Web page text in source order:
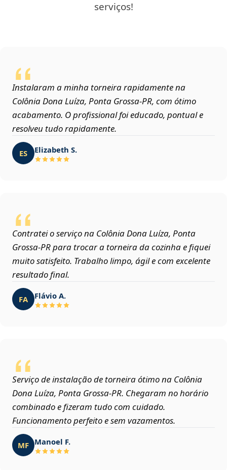
serviços!
Instalaram a minha torneira rapidamente na
Colônia Dona Luíza, Ponta Grossa‑PR, com ótimo
acabamento. O profissional foi educado, pontual e
resolveu tudo rapidamente.
ES Elizabeth S.
Contratei o serviço na Colônia Dona Luíza, Ponta
Grossa‑PR para trocar a torneira da cozinha e fiquei
muito satisfeito. Trabalho limpo, ágil e com excelente
resultado final.
FA Flávio A.
Serviço de instalação de torneira ótimo na Colônia
Dona Luíza, Ponta Grossa‑PR. Chegaram no horário
combinado e fizeram tudo com cuidado.
Funcionamento perfeito e sem vazamentos.
MF Manoel F.